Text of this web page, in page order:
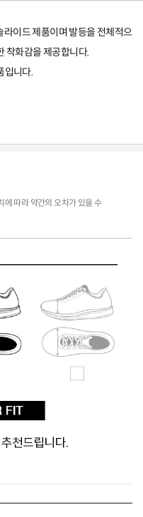
이드 제품이며 발등을 전체적으
착화감을 제공합니다.
입니다.
에 따라 약간의 오차가 있을 수